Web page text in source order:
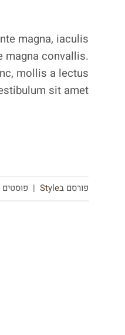
magna, iaculis
magna convallis.
mollis a lectus
sit amet […]
פורסם בStyle
| פוסטים